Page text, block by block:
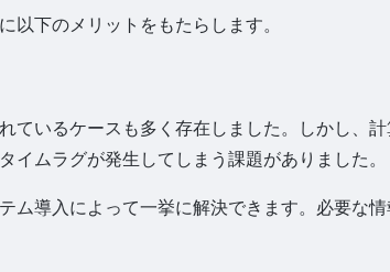
以下のメリットをもたらします。
ているケースも多く存在しました。しかし、
イムラグが発生してしまう課題がありました。
ム導入によって一挙に解決できます。必要な